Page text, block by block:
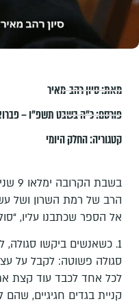
מאת:סיון רהב-מאיר
פורסם:כ״ה בשבט תשפ״ו – פברואר 12,
קטגוריה:החלק היומי
הרב של רמת השרון ושל
אל הספר שכתבנו עליו, “סולם
1. כשאנשים ביקשו
סגולה פשוטה: לקבל על
לכל אחד לכבד עוד קצת
קניית בגדים חגיגיים,